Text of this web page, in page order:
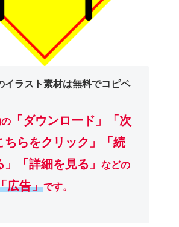
イラスト素材は無料でコピペ
「ダウンロード」
「次
ちらをクリック」「続
」「詳細を見る」などの
広告」です。